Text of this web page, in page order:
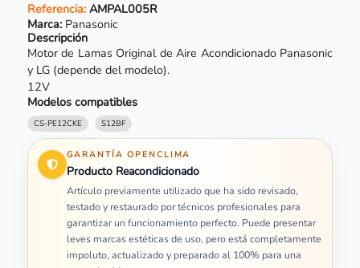
Referencia:AMPAL005R
Marca: Panasonic
Descripción
Motor de Lamas Original de Aire Acondicionado Panasonic
y LG (depende del modelo).
12V
Modelos compatibles
CS-PE12CKE S12BF
GARANTÍA OPENCLIMA
Producto Reacondicionado
Artículo previamente utilizado que ha sido revisado,
testado y restaurado por técnicos profesionales para
garantizar un funcionamiento perfecto. Puede presentar
leves marcas estéticas de uso, pero está completamente
impoluto, actualizado y preparado al 100% para una